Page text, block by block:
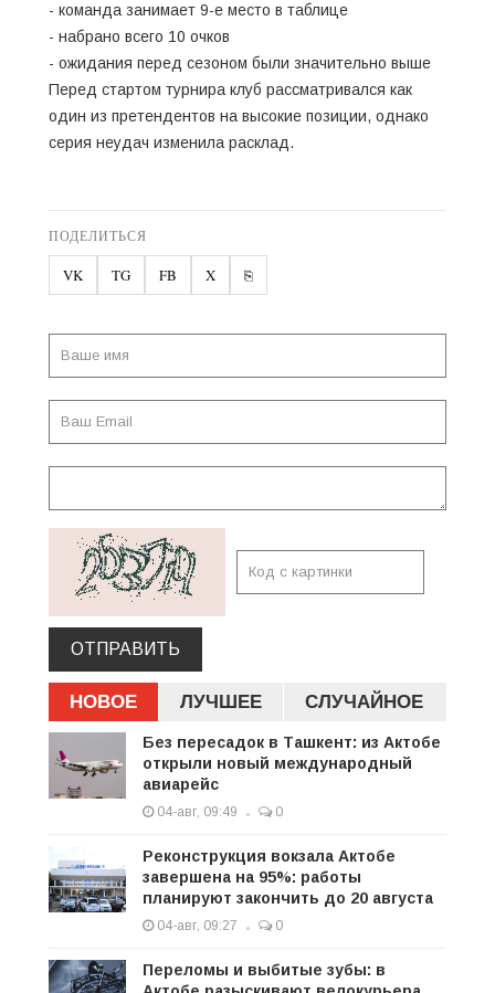
- команда занимает 9-е место в таблице
- набрано всего 10 очков
- ожидания перед сезоном были значительно выше
Перед стартом турнира клуб рассматривался как
один из претендентов на высокие позиции, однако
серия неудач изменила расклад.
ПОДЕЛИТЬСЯ
VK TG FB X ⎘
ОТПРАВИТЬ
НОВОЕ ЛУЧШЕЕ СЛУЧАЙНОЕ
Без пересадок в Ташкент: из Актобе
открыли новый международный
авиарейс
04-авг, 09:49 0
Реконструкция вокзала Актобе
завершена на 95%: работы
планируют закончить до 20 августа
04-авг, 09:27 0
Переломы и выбитые зубы: в